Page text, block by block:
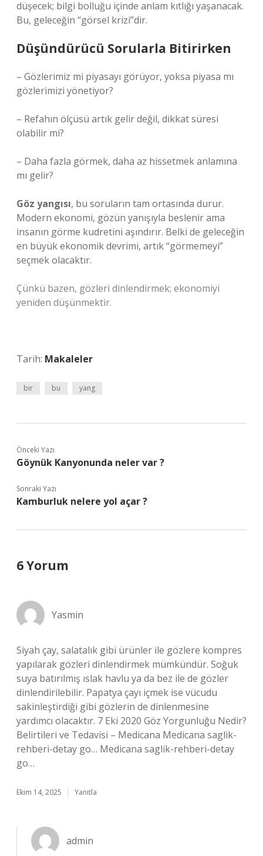
düşecek; bilgi bolluğu içinde anlam kıtlığı yaşanacak.
Bu, geleceğin “görsel krizi”dir.
Düşündürücü Sorularla Bitirirken
– Gözlerimiz mi piyasayı görüyor, yoksa piyasa mı
gözlerimizi yönetiyor?
– Refahın ölçüsü artık gelir değil, dikkat süresi
olabilir mi?
– Daha fazla görmek, daha az hissetmek anlamına
mı gelir?
Göz yangısı, bu soruların tam ortasında durur.
Modern ekonomi, gözün yanışıyla beslenir ama
insanın görme kudretini aşındırır. Belki de geleceğin
en büyük ekonomik devrimi, artık “görmemeyi”
seçmek olacaktır.
Çünkü bazen, gözleri dinlendirmek; ekonomiyi
yeniden düşünmektir.
Tarih: Makaleler
bir bu yang
Önceki Yazı
Göynük Kanyonunda neler var ?
Sonraki Yazı
Kamburluk nelere yol açar ?
6 Yorum
Yasmin
Siyah çay, salatalık gibi ürünler ile gözlere kompres
yapılarak gözleri dinlendirmek mümkündür. Soğuk
suya batırılmış ıslak havlu ya da bez ile de gözler
dinlendirilebilir. Papatya çayı içmek ise vücudu
sakinleştirdiği gibi gözlerin de dinlenmesine
yardımcı olacaktır. 7 Eki 2020 Göz Yorgunluğu Nedir?
Belirtileri ve Tedavisi – Medicana Medicana saglik-
rehberi-detay go… Medicana saglik-rehberi-detay
go…
Ekim 14, 2025 Yanıtla
admin